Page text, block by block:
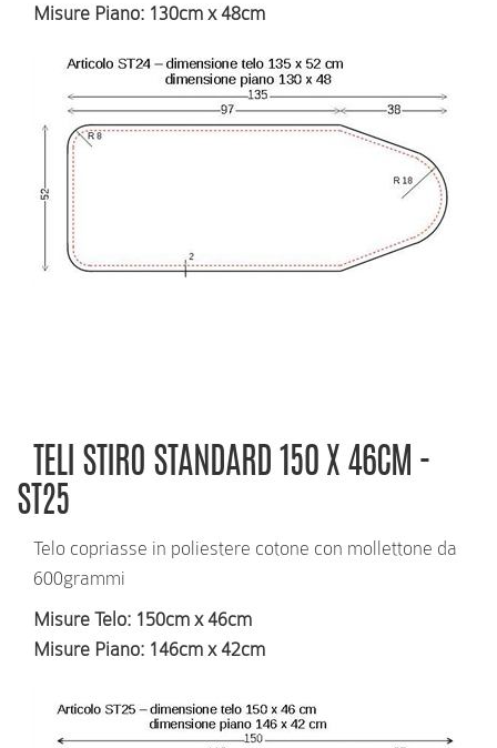
Misure Piano: 130cm x 48cm
TELI STIRO STANDARD 150 X 46CM -
ST25
Telo copriasse in poliestere cotone con mollettone da
600grammi
Misure Telo: 150cm x 46cm
Misure Piano: 146cm x 42cm